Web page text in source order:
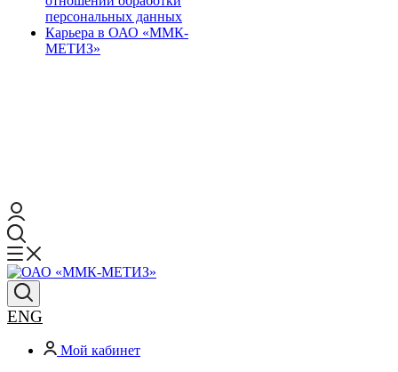
персональных данных
Карьера в ОАО «ММК-
МЕТИЗ»
ENG
Мой кабинет